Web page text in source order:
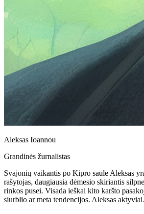
Aleksas Ioannou
Grandinės žurnalistas
Svajonių vaikantis po Kipro saule Aleksas
rašytojas, daugiausia dėmesio skiriantis
rinkos pusei. Visada ieškai kito karšto
siurblio ar meta tendencijos. Aleksas